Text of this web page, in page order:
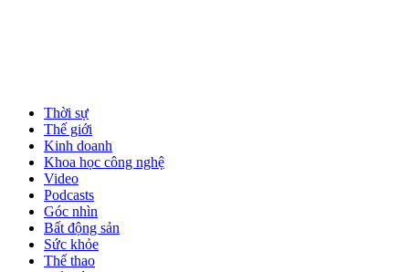
Thời sự
Thế giới
Kinh doanh
Khoa học công nghệ
Video
Podcasts
Góc nhìn
Bất động sản
Sức khỏe
Thể thao